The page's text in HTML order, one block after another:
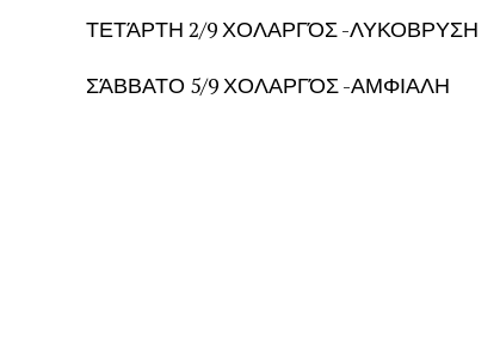
ΤΕΤΆΡΤΗ 2/9 ΧΟΛΑΡΓΌΣ -ΛΥΚΟΒΡΥΣΗ
ΣΆΒΒΑΤΟ 5/9 ΧΟΛΑΡΓΌΣ -ΑΜΦΙΑΛΗ